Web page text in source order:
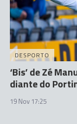
DESPORTO
‘Bis’ de Zé
diante do
19 Nov 17:25